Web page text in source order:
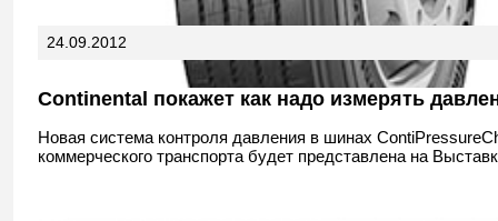
24.09.2012
Continental покажет как надо измерять
Новая система контроля давления в шинах
коммерческого транспорта будет представлена на